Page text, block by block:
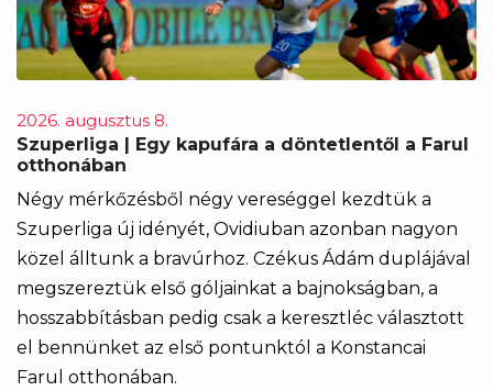
2026. augusztus 8.
Szuperliga | Egy kapufára a döntetlentől a Farul
otthonában
Négy mérkőzésből négy vereséggel kezdtük a
Szuperliga új idényét, Ovidiuban azonban nagyon
közel álltunk a bravúrhoz. Czékus Ádám duplájával
megszereztük első góljainkat a bajnokságban, a
hosszabbításban pedig csak a keresztléc választott
el bennünket az első pontunktól a Konstancai
Farul otthonában.